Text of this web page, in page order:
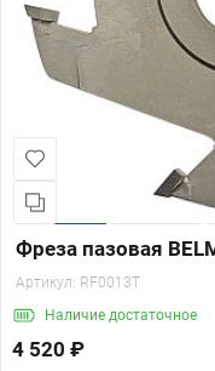
Фреза пазовая
Артикул: RF0013T
Наличие достаточное
4 520 ₽